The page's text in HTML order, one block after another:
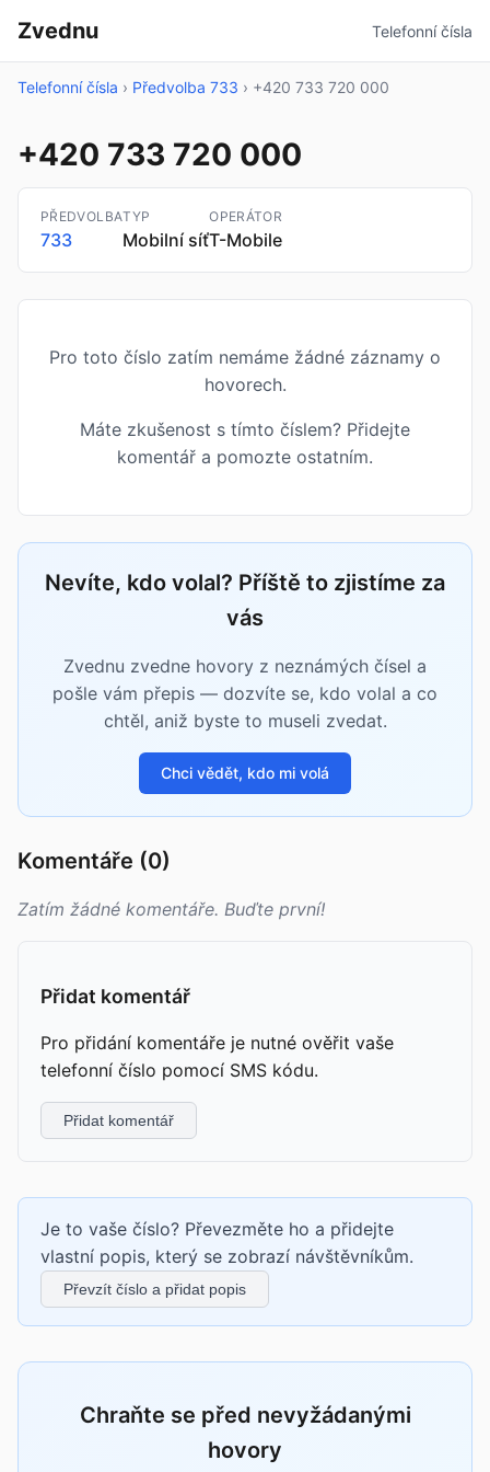
Zvednu Telefonní čísla
Telefonní čísla › Předvolba 733 › +420 733 720 000
+420 733 720 000
PŘEDVOLBA
733
TYP
Mobilní síť
OPERÁTOR
T-Mobile
Pro toto číslo zatím nemáme žádné záznamy o
hovorech.
Máte zkušenost s tímto číslem? Přidejte
komentář a pomozte ostatním.
Nevíte, kdo volal? Příště to zjistíme za
vás
Zvednu zvedne hovory z neznámých čísel a
pošle vám přepis — dozvíte se, kdo volal a co
chtěl, aniž byste to museli zvedat.
Chci vědět, kdo mi volá
Komentáře (0)
Zatím žádné komentáře. Buďte první!
Přidat komentář
Pro přidání komentáře je nutné ověřit vaše
telefonní číslo pomocí SMS kódu.
Přidat komentář
Je to vaše číslo? Převezměte ho a přidejte
vlastní popis, který se zobrazí návštěvníkům.
Převzít číslo a přidat popis
Chraňte se před nevyžádanými
hovory